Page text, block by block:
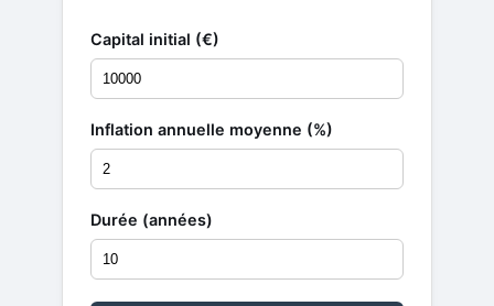
Capital initial (€)
Inflation annuelle moyenne (%)
Durée (années)